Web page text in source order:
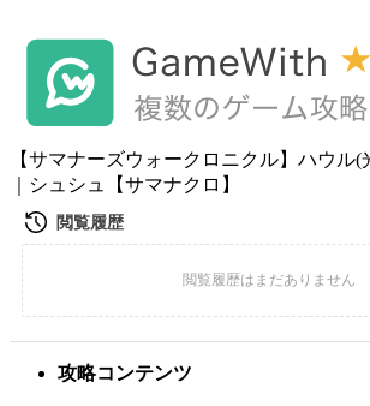
【サマナーズウォークロニクル】ハウル
｜シュシュ【サマナクロ】
攻略コンテンツ